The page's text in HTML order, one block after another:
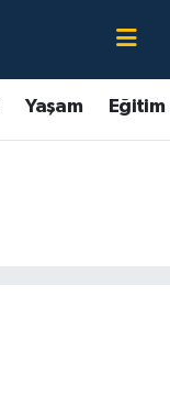
Yaşam Eğitim